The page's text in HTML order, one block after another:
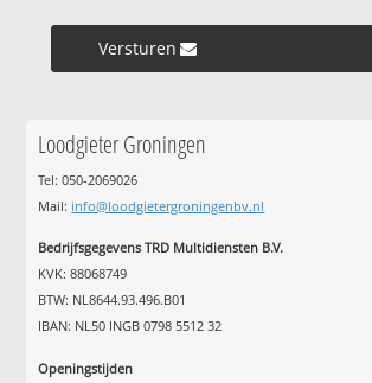
Versturen »
Loodgieter Groningen
Tel: 050-2069026
Mail: info@loodgietergroningenbv.nl
Bedrijfsgegevens TRD Multidiensten B.V.
KVK: 88068749
BTW: NL8644.93.496.B01
IBAN: NL50 INGB 0798 5512 32
Openingstijden